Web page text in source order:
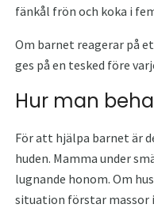
fänkål frön och koka i
Om barnet reagerar på
ges på en tesked före
Hur man
För att hjälpa barnet är
huden. Mamma under
lugnande honom. Om
situation förstar massor